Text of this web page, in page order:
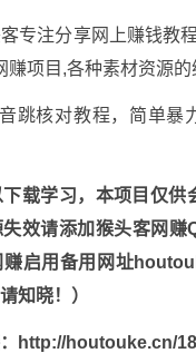
专注分享网上赚钱教程
赚项目 ,各种素材资源的
载学习，本项目仅供
效请添加猴头客网赚
赚启用备用网址
知晓！）
http://houtouke.cn/